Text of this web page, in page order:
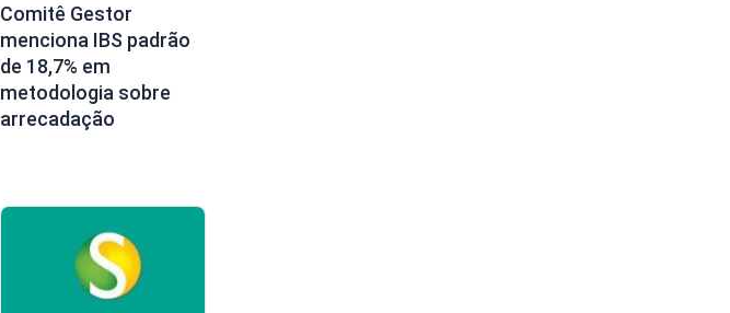
Comitê Gestor
menciona IBS padrão
de 18,7% em
metodologia sobre
arrecadação